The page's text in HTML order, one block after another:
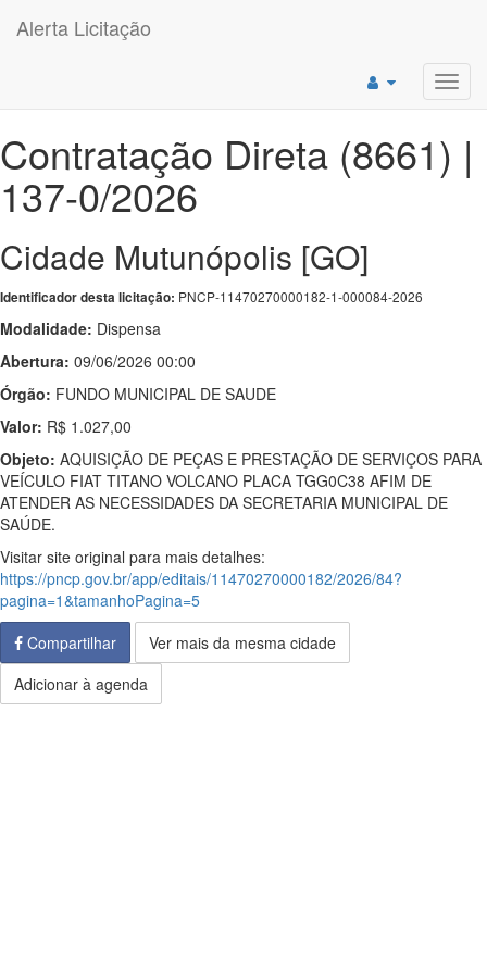
Alerta Licitação
Contratação Direta (8661) |
137-0/2026
Cidade Mutunópolis [GO]
Identificador desta licitação: PNCP-11470270000182-1-000084-2026
Modalidade: Dispensa
Abertura: 09/06/2026 00:00
Órgão: FUNDO MUNICIPAL DE SAUDE
Valor: R$ 1.027,00
Objeto: AQUISIÇÃO DE PEÇAS E PRESTAÇÃO DE SERVIÇOS PARA
VEÍCULO FIAT TITANO VOLCANO PLACA TGG0C38 AFIM DE
ATENDER AS NECESSIDADES DA SECRETARIA MUNICIPAL DE
SAÚDE.
Visitar site original para mais detalhes:
https://pncp.gov.br/app/editais/11470270000182/2026/84?
pagina=1&tamanhoPagina=5
Compartilhar
Ver mais da mesma cidade
Adicionar à agenda